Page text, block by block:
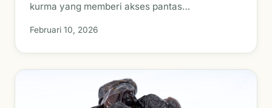
kurma yang memberi akses pantas…
Februari 10, 2026